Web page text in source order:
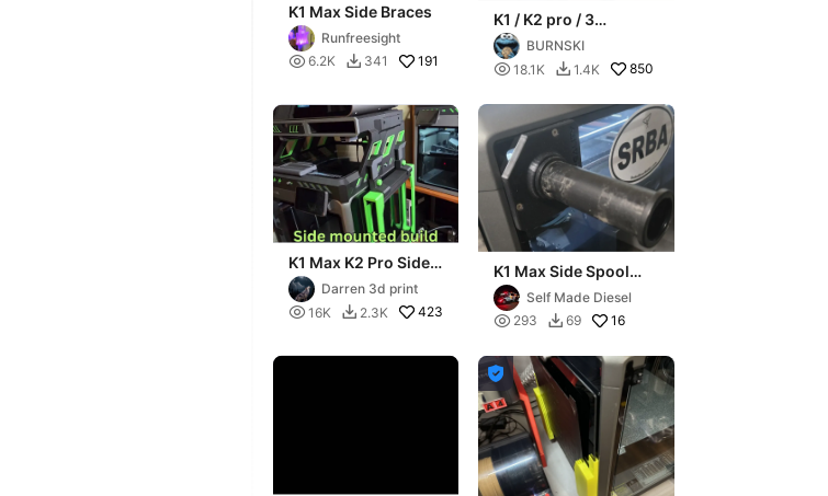
K1 Max Side Braces
Runfreesight
 6.2K  341 191
K1 / K2 pro / 3
Drucktischplatten,
links oder rechts
BURNSKI
 18.1K  1.4K 850
K1 Max K2 Pro Side
mount Build plate
holder for D3P riser
Darren 3d print
 16K  2.3K 423
K1 Max Side Spool
holderSelf Made Diesel
 293  69 16
